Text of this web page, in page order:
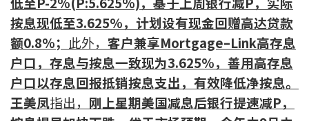
按揭百科
实时银行资讯
装修·保险优惠
按息现低至3.625%，计划设有现金回赠高达贷款
额0.8%； 此外， 客户兼享Mortgage–Link高存息
户口，存息与按息一致现为3.625%，善用高存息
户口以存息回报抵销按息支出，有效降低净按息。
王美凤指出， 刚上星期美国减息后银行提速减P，